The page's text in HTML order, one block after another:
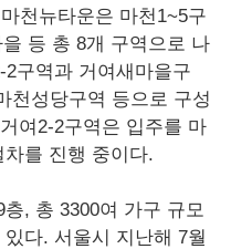
천뉴타운은 마천1~5구
등 총 8개 구역으로 나
2구역과 거여새마을구
천성당구역 등으로 구성
여2-2구역은 입주를 마
를 진행 중이다.
, 총 3300여 가구 규모
다. 서울시 지난해 7월